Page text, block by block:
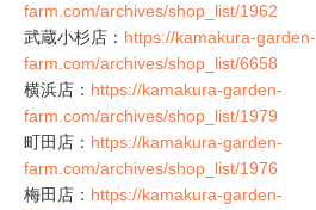
farm.com/archives/shop_list/1962
武蔵小杉店： https://kamakura-garden-
farm.com/archives/shop_list/6658
横浜店： https://kamakura-garden-
farm.com/archives/shop_list/1979
町田店： https://kamakura-garden-
farm.com/archives/shop_list/1976
梅田店： https://kamakura-garden-